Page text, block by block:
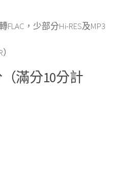
，少部分Hi-RES及MP3
滿分10分計